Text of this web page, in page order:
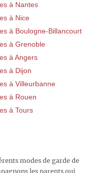
à Nantes
à Nice
à Boulogne-Billancourt
à Grenoble
à Angers
à Dijon
à Villeurbanne
à Rouen
à Tours
modes de garde de
les parents qui